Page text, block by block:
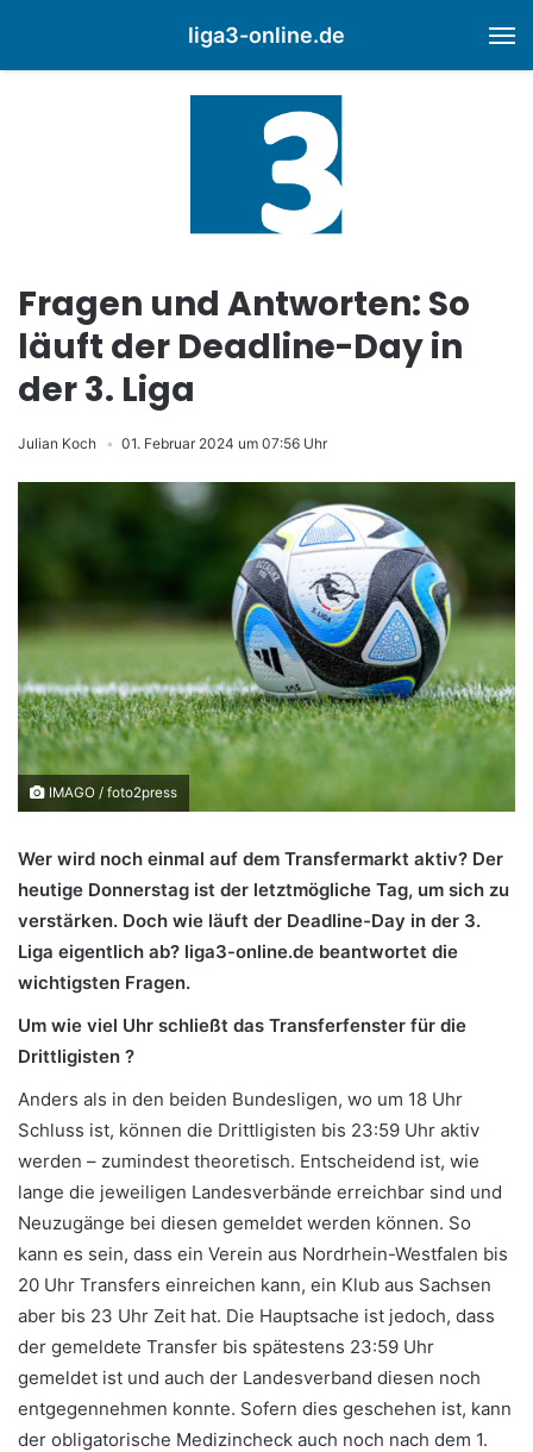
liga3-online.de
Fragen und Antworten: So
läuft der Deadline-Day in
der 3. Liga
Julian Koch 01. Februar 2024 um 07:56 Uhr
IMAGO / foto2press
Wer wird noch einmal auf dem Transfermarkt aktiv? Der
heutige Donnerstag ist der letztmögliche Tag, um sich zu
verstärken. Doch wie läuft der Deadline-Day in der 3.
Liga eigentlich ab? liga3-online.de beantwortet die
wichtigsten Fragen.
Um wie viel Uhr schließt das Transferfenster für die
Drittligisten ?
Anders als in den beiden Bundesligen, wo um 18 Uhr
Schluss ist, können die Drittligisten bis 23:59 Uhr aktiv
werden – zumindest theoretisch. Entscheidend ist, wie
lange die jeweiligen Landesverbände erreichbar sind und
Neuzugänge bei diesen gemeldet werden können. So
kann es sein, dass ein Verein aus Nordrhein-Westfalen bis
20 Uhr Transfers einreichen kann, ein Klub aus Sachsen
aber bis 23 Uhr Zeit hat. Die Hauptsache ist jedoch, dass
der gemeldete Transfer bis spätestens 23:59 Uhr
gemeldet ist und auch der Landesverband diesen noch
entgegennehmen konnte. Sofern dies geschehen ist, kann
der obligatorische Medizincheck auch noch nach dem 1.